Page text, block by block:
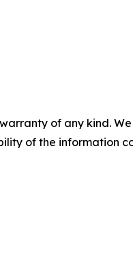
of any kind.
of the information